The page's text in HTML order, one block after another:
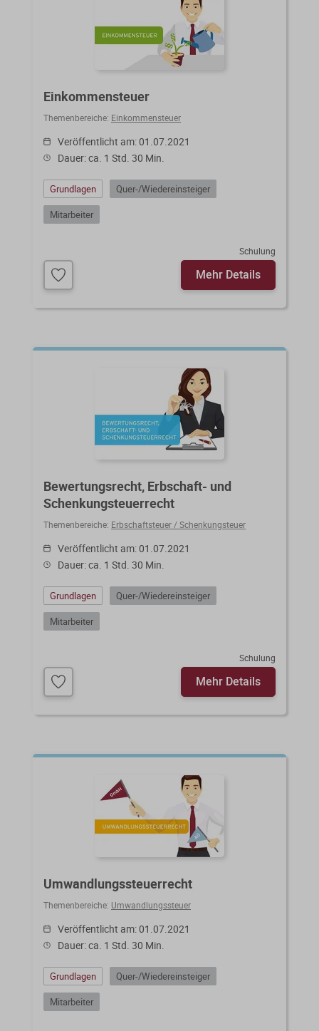
Einkommensteuer
Themenbereiche: Einkommensteuer
Veröffentlicht am: 01.07.2021
Dauer: ca. 1 Std. 30 Min.
Grundlagen
Quer-/Wiedereinsteiger
Mitarbeiter
Schulung
Mehr Details
Bewertungsrecht, Erbschaft- und
Schenkungsteuerrecht
Themenbereiche: Erbschaftsteuer / Schenkungsteuer
Veröffentlicht am: 01.07.2021
Dauer: ca. 1 Std. 30 Min.
Grundlagen
Quer-/Wiedereinsteiger
Mitarbeiter
Schulung
Mehr Details
Umwandlungssteuerrecht
Themenbereiche: Umwandlungssteuer
Veröffentlicht am: 01.07.2021
Dauer: ca. 1 Std. 30 Min.
Grundlagen
Quer-/Wiedereinsteiger
Mitarbeiter